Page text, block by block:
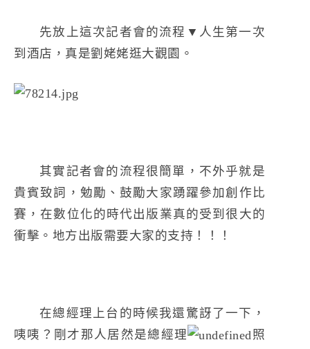
先放上這次記者會的流程▼人生第一次
到酒店，真是劉姥姥逛大觀園。
其實記者會的流程很簡單，不外乎就是
貴賓致詞，勉勵、鼓勵大家踴躍參加創作比
賽，在數位化的時代出版業真的受到很大的
衝擊。地方出版需要大家的支持！！！
在總經理上台的時候我還驚訝了一下，
咦咦？剛才那人居然是總經理
照